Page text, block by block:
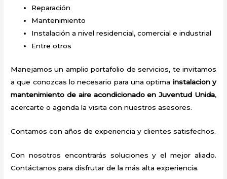
Reparación
Mantenimiento
Instalación a nivel residencial, comercial e industrial
Entre otros
Manejamos un amplio portafolio de servicios, te invitamos
a que conozcas lo necesario para una optima instalacion y
mantenimiento de aire acondicionado en Juventud Unida,
acercarte o agenda la visita con nuestros asesores.
Contamos con años de experiencia y clientes satisfechos.
Con nosotros encontrarás soluciones y el mejor aliado.
Contáctanos para disfrutar de la más alta experiencia.